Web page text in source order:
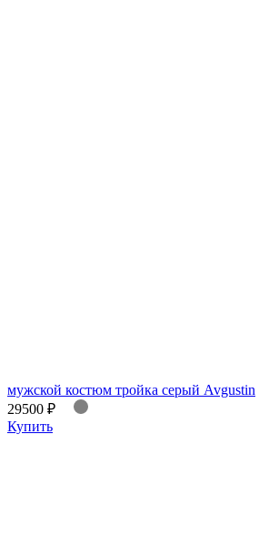
мужской костюм тройка серый Avgustin
29500 ₽
Купить